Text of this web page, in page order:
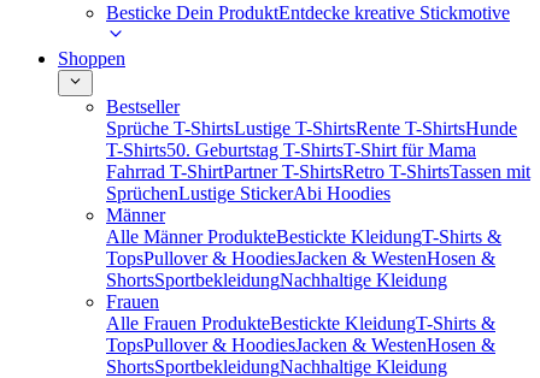
Besticke Dein ProduktEntdecke kreative Stickmotive
Shoppen
Bestseller
Sprüche T-ShirtsLustige T-ShirtsRente T-ShirtsHunde
T-Shirts50. Geburtstag T-ShirtsT-Shirt für Mama
Fahrrad T-ShirtPartner T-ShirtsRetro T-ShirtsTassen mit
SprüchenLustige StickerAbi Hoodies
Männer
Alle Männer ProdukteBestickte KleidungT-Shirts &
TopsPullover & HoodiesJacken & WestenHosen &
ShortsSportbekleidungNachhaltige Kleidung
Frauen
Alle Frauen ProdukteBestickte KleidungT-Shirts &
TopsPullover & HoodiesJacken & WestenHosen &
ShortsSportbekleidungNachhaltige Kleidung